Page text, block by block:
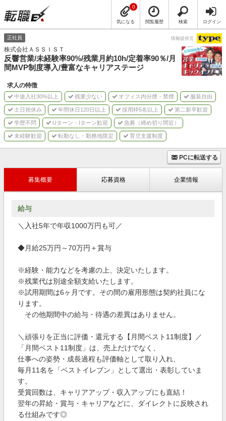
気になる
0
閲覧履歴 検索 ログイン
正社員 情報提供元
株式会社ＡＳＳＩＳＴ
反響営業/未経験率90%/残業月約10h/定着率90％/月
間MVP制度導入/豊富なキャリアステージ
求人の特徴
中途入社30%以上 残業少ない オフィス内分煙・禁煙 服装自由
土日祝休み 年間休日120日以上 採用枠5名以上 第二新卒歓迎
学歴不問 Uターン・Iターン歓迎 急募（締め切り間近）
未経験歓迎 転勤なし・勤務地限定 育児支援制度
PCに転送する
募集概要 応募資格 企業情報
給与
＼入社5年で年収1000万円も可／
◆月給25万円～70万円＋賞与
※経験・能力などを考慮の上、決定いたします。
※残業代は別途全額支給いたします。
※試用期間は6ヶ月です。その間の雇用形態は契約社員にな
ります。
その他期間中の給与・待遇の差異はありません。
＼頑張りを正当に評価・還元する【月間ベスト11制度】／
「⽉間ベスト11制度」は、売上だけでなく、
仕事への姿勢・成⻑過程も評価軸として取り入れ、
毎⽉11名を「ベストイレブン」として選出・表彰していま
す。
受賞回数は、キャリアアップ・収⼊アップにも直結！
翌年の昇給・賞与・キャリアなどに、ダイレクトに反映され
る仕組みです◎